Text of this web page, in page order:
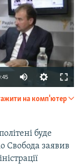
available
на комп'ютер
буде
Свобода заявив